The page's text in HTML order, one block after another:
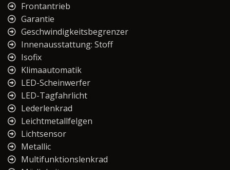
Frontantrieb
Garantie
Geschwindigkeitsbegrenzer
Innenausstattung: Stoff
Isofix
Klimaautomatik
LED-Scheinwerfer
LED-Tagfahrlicht
Lederlenkrad
Leichtmetallfelgen
Lichtsensor
Metallic
Multifunktionslenkrad